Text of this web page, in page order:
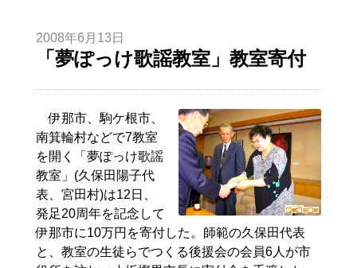
2008年6月13日
「夢ぽっけ歌謡教室」教室寄付
伊那市、駒ケ根市、
南箕輪村などで7教室
を開く「夢ぽっけ歌謡
教室」(久保田陽子代
表、宮田村)は12日、
発足20周年を記念して
伊那市に10万円を寄付した。師範の久保田代表
と、教室の生徒らでつくる後援会の会員6人が市